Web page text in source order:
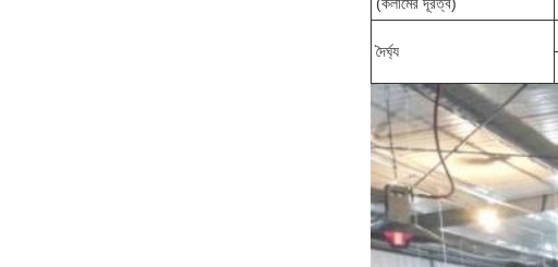
দৈর্ঘ্য